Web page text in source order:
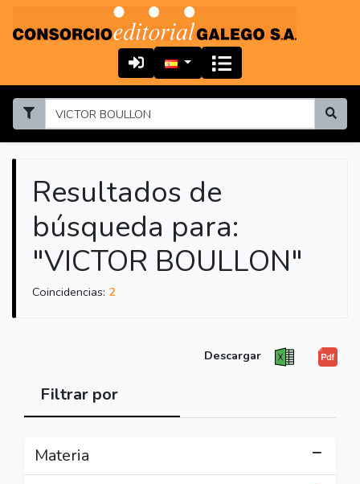
Resultados de
búsqueda para:
"VICTOR BOULLON"
Coincidencias: 2
Descargar
Filtrar por
Materia